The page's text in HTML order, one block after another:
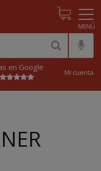
en Google
Mi cuenta